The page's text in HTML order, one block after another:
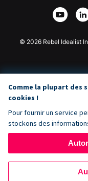
Partenariat
Bibliothèque
Application de don
Don Joomla
© 2026 Rebel Idealist
Comme la plupart des
cookies !
Pour fournir un service
stockons des